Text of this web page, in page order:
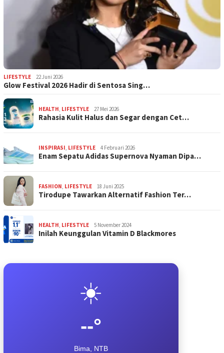
LIFESTYLE 22 Juni 2026
Glow Festival 2026 Hadir di Sentosa Sing…
HEALTH LIFESTYLE 27 Mei 2026
Rahasia Kulit Halus dan Segar dengan Cet…
INSPIRASI LIFESTYLE 4 Februari 2026
Enam Sepatu Adidas Supernova Nyaman Dipa…
FASHION LIFESTYLE 18 Juni 2025
Tirodupe Tawarkan Alternatif Fashion Ter…
HEALTH LIFESTYLE 5 November 2024
Inilah Keunggulan Vitamin D Blackmores
☀️
--°
Bima, NTB